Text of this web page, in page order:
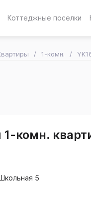
Коттеджные поселки
1-комн.
1-комн.
5